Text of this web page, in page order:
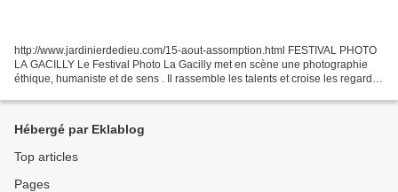
http://www.jardinierdedieu.com/15-aout-assomption.html FESTIVAL PHOTO
LA GACILLY Le Festival Photo La Gacilly met en scène une photographie
éthique, humaniste et de sens . Il rassemble les talents et croise les regards
Hébergé par Eklablog
Top articles
Pages